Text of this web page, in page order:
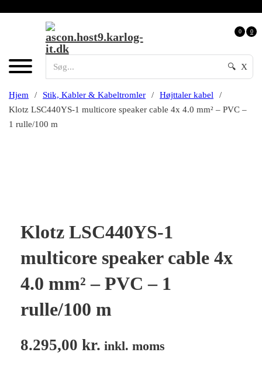
🔍 X
0 0
Hjem / Stik, Kabler & Kabeltromler / Højttaler kabel
/
Klotz LSC440YS-1 multicore speaker cable 4x 4.0 mm² – PVC –
1 rulle/100 m
Klotz LSC440YS-1
multicore speaker cable 4x
4.0 mm² – PVC – 1
rulle/100 m
8.295,00 kr. inkl. moms